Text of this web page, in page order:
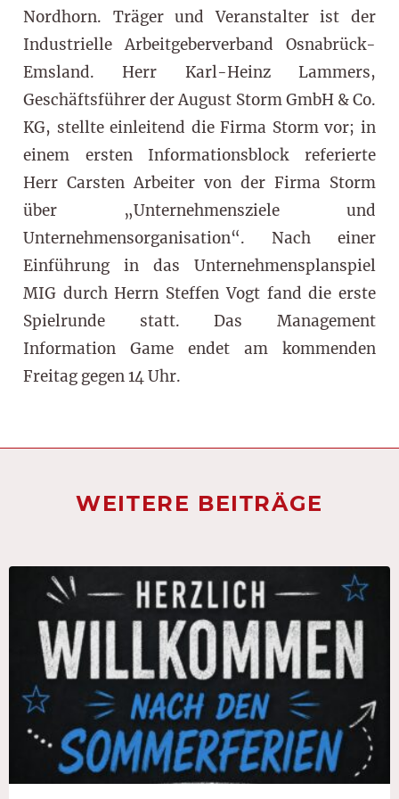
Nordhorn. Träger und Veranstalter ist der
Industrielle Arbeitgeberverband Osnabrück-
Emsland. Herr Karl-Heinz Lammers,
Geschäftsführer der August Storm GmbH & Co.
KG, stellte einleitend die Firma Storm vor; in
einem ersten Informationsblock referierte
Herr Carsten Arbeiter von der Firma Storm
über „Unternehmensziele und
Unternehmensorganisation“. Nach einer
Einführung in das Unternehmensplanspiel
MIG durch Herrn Steffen Vogt fand die erste
Spielrunde statt. Das Management
Information Game endet am kommenden
Freitag gegen 14 Uhr.
WEITERE BEITRÄGE